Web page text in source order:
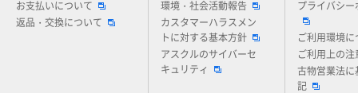
お支払いについて
返品・交換について
環境・社会活動報告
カスタマーハラスメン
トに対する基本方針
アスクルのサイバーセ
キュリティ
プライバシー
ご利用環境に
ご利用上の注
古物営業法に
記